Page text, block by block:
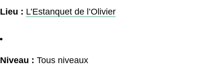
Lieu : L’Estanquet de l’Olivier
Niveau : Tous niveaux